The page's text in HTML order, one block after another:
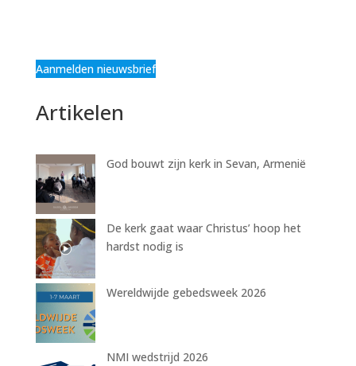
Aanmelden nieuwsbrief
Artikelen
God bouwt zijn kerk in Sevan, Armenië
De kerk gaat waar Christus’ hoop het
hardst nodig is
Wereldwijde gebedsweek 2026
NMI wedstrijd 2026